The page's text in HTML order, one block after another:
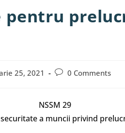
pentru
25, 2021 0 Comments
NSSM 29
a muncii privind